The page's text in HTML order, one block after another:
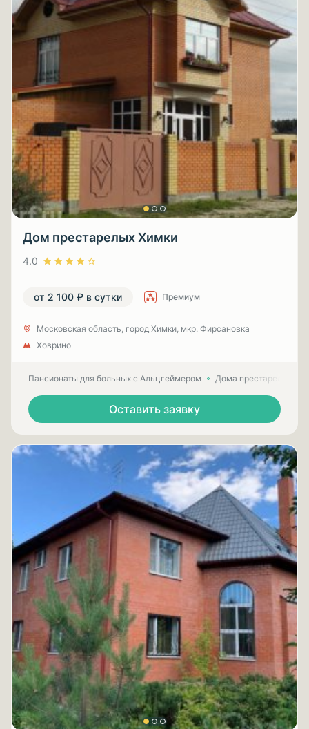
Дом престарелых Химки
4.0
от 2 100 ₽ в сутки Премиум
Московская область, город Химки, мкр. Фирсановка
Ховрино
Пансионаты для больных с Альцгеймером Дома престарелых
Оставить заявку